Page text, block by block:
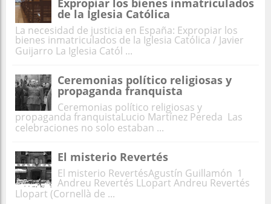
de la Iglesia Católica
La necesidad de justicia en España: Expropiar los
bienes inmatriculados de la Iglesia Católica / Javier
Guijarro La Iglesia Catól ...
Ceremonias político religiosas y
propaganda franquista
Ceremonias político religiosas y
propaganda franquistaLucio Martínez Pereda Las
celebraciones no solo estaban ...
El misterio Revertés
El misterio RevertésAgustín Guillamón 1
Andreu Revertés LLopart Andreu Revertés
Llopart (Cornellà de ...